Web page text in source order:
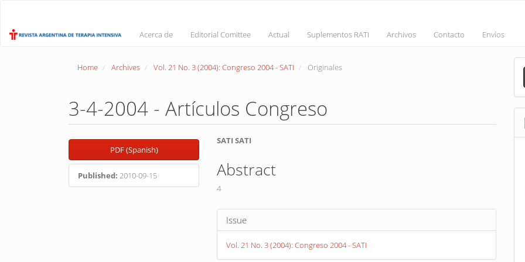
Content
Acerca de Editorial Comittee Actual Suplementos RATI Archivos Contacto Envíos
Home Archives Vol. 21 No. 3 (2004): Congreso 2004 - SATI Originales
3-4-2004 - Artículos Congreso
Article
SidebarPDF (Spanish)
Published: 2010-09-15
Main
Article
Content
SATI SATI
Abstract
4
Article
Details
Issue
Vol. 21 No. 3 (2004): Congreso 2004 - SATI